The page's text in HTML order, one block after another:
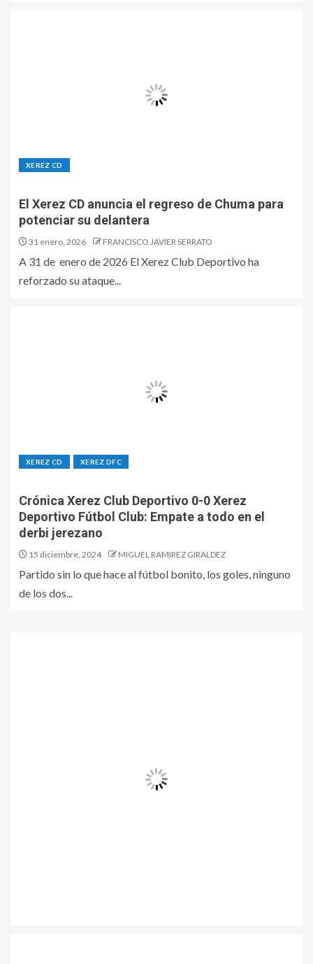
XEREZ CD
El Xerez CD anuncia el regreso de Chuma para
potenciar su delantera
31 enero, 2026 FRANCISCO JAVIER SERRATO
A 31 de enero de 2026 El Xerez Club Deportivo ha
reforzado su ataque...
XEREZ CD XEREZ DFC
Crónica Xerez Club Deportivo 0-0 Xerez
Deportivo Fútbol Club: Empate a todo en el
derbi jerezano
15 diciembre, 2024 MIGUEL RAMIREZ GIRALDEZ
Partido sin lo que hace al fútbol bonito, los goles, ninguno
de los dos...